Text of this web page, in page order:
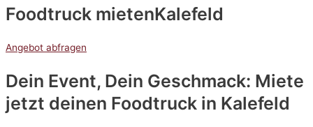
Foodtruck mietenKalefeld
Angebot abfragen
Dein Event, Dein Geschmack: Miete
jetzt deinen Foodtruck in Kalefeld